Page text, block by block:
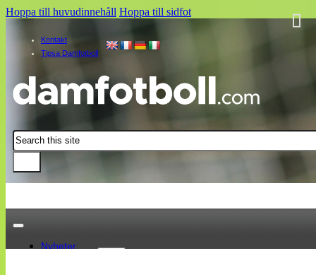
Hoppa till huvudinnehåll Hoppa till sidfot
Kontakt
Tipsa Damfotboll
Sök
Nyheter